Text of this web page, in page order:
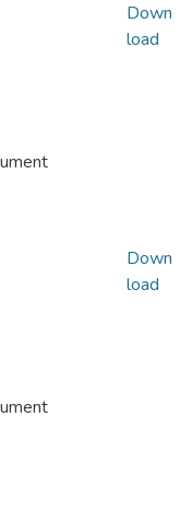
Down
load
Down
load